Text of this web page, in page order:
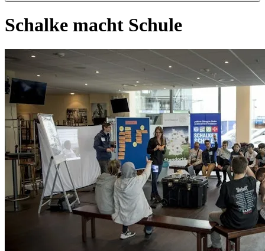
Schalke macht Schule